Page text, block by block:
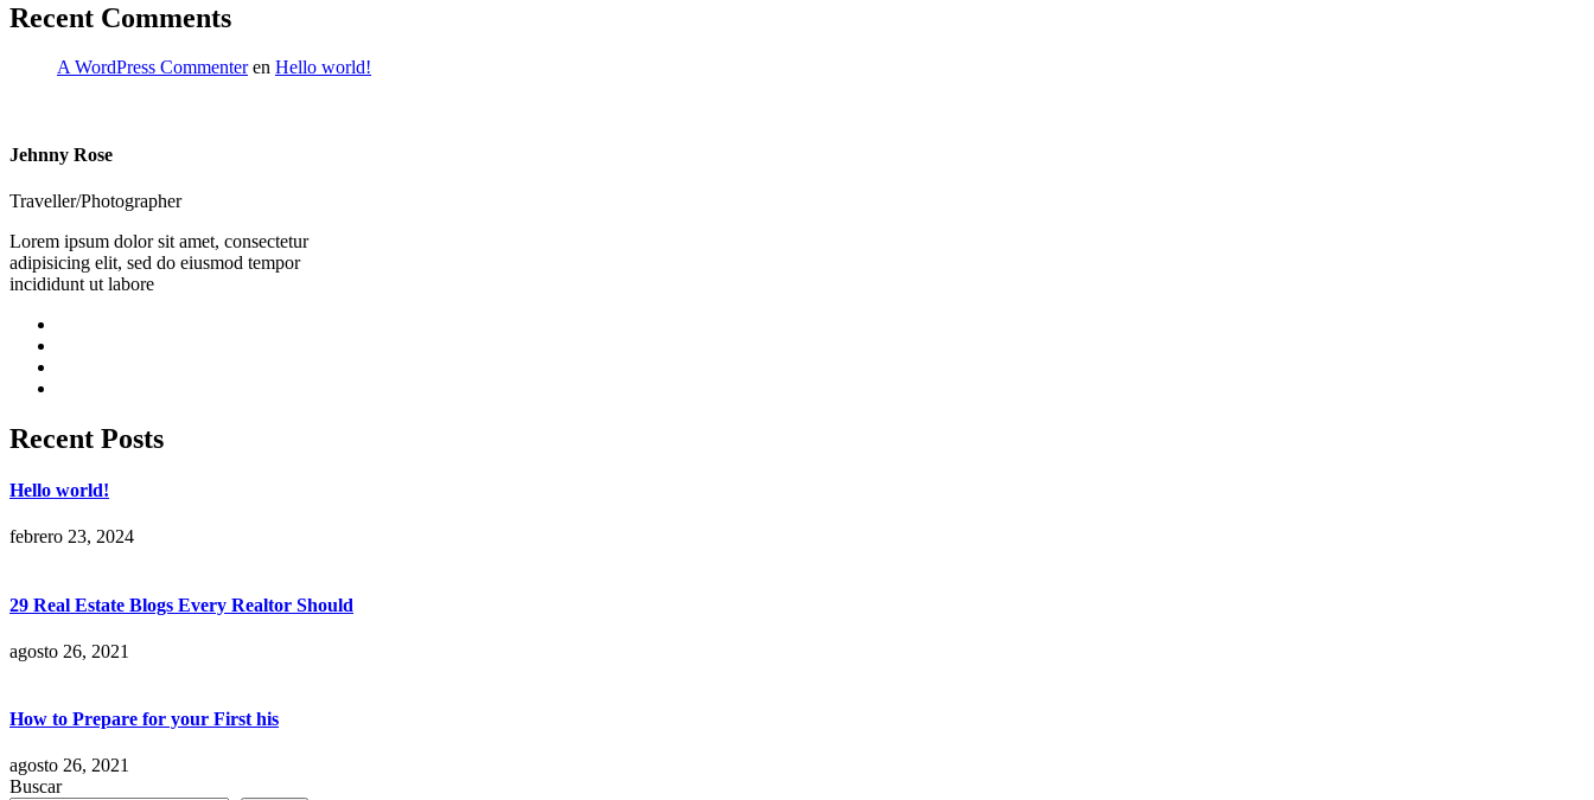
Recent Comments
A WordPress Commenteren Hello world!
Jehnny Rose
Traveller/Photographer
Lorem ipsum dolor sit amet, consectetur
adipisicing elit, sed do eiusmod tempor
incididunt ut labore
Recent Posts
Hello world!
febrero 23, 2024
29 Real Estate Blogs Every Realtor Should
agosto 26, 2021
How to Prepare for your First his
agosto 26, 2021
Buscar